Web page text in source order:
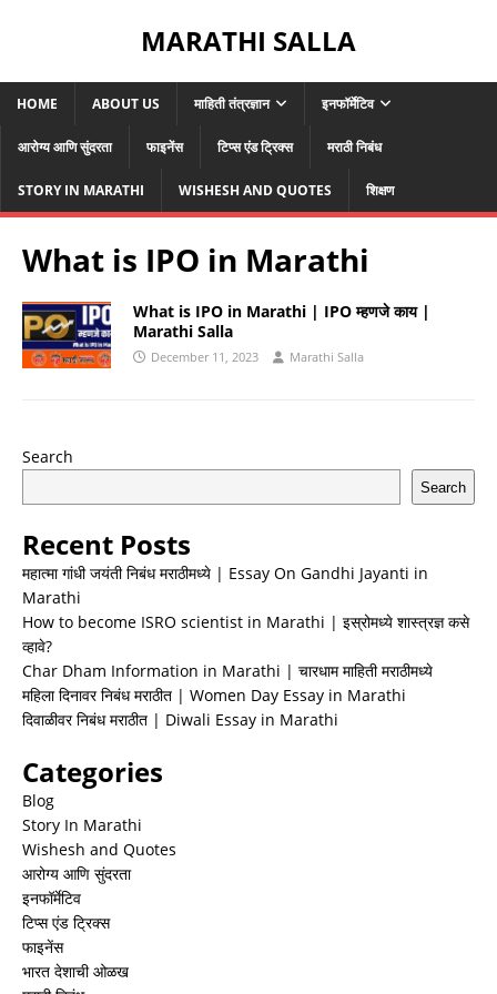
MARATHI SALLA
HOME ABOUT US माहिती तंत्रज्ञान इनफॉर्मेटिव
आरोग्य आणि सुंदरता फाइनेंस टिप्स एंड ट्रिक्स मराठी निबंध
STORY IN MARATHI WISHESH AND QUOTES शिक्षण
What is IPO in Marathi
What is IPO in Marathi | IPO म्हणजे काय |
Marathi Salla
December 11, 2023 Marathi Salla
Search
Search
Recent Posts
महात्मा गांधी जयंती निबंध मराठीमध्ये | Essay On Gandhi Jayanti in
Marathi
How to become ISRO scientist in Marathi | इस्रोमध्ये शास्त्रज्ञ कसे
व्हावे?
Char Dham Information in Marathi | चारधाम माहिती मराठीमध्ये
महिला दिनावर निबंध मराठीत | Women Day Essay in Marathi
दिवाळीवर निबंध मराठीत | Diwali Essay in Marathi
Categories
Blog
Story In Marathi
Wishesh and Quotes
आरोग्य आणि सुंदरता
इनफॉर्मेटिव
टिप्स एंड ट्रिक्स
फाइनेंस
भारत देशाची ओळख